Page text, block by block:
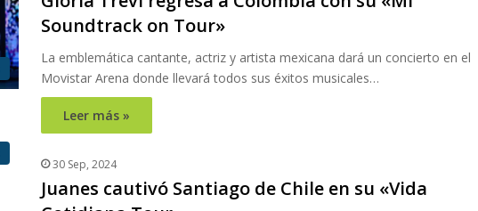
Soundtrack on Tour»
La emblemática cantante, actriz y artista mexicana dará un concierto en el
Movistar Arena donde llevará todos sus éxitos musicales…
Leer más »
30 Sep, 2024
Juanes cautivó Santiago de Chile en su «Vida